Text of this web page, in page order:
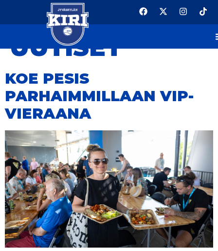
KATEGORIA:
UUTISET
KOE PESIS
PARHAIMMILLAAN VIP-
VIERAANA